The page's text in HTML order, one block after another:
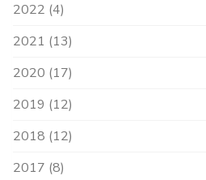
2022 (4)
2021 (13)
2020 (17)
2019 (12)
2018 (12)
2017 (8)